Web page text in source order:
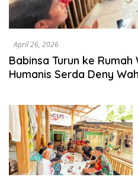
April 26, 2026
Babinsa Turun ke
Humanis Serda Deny